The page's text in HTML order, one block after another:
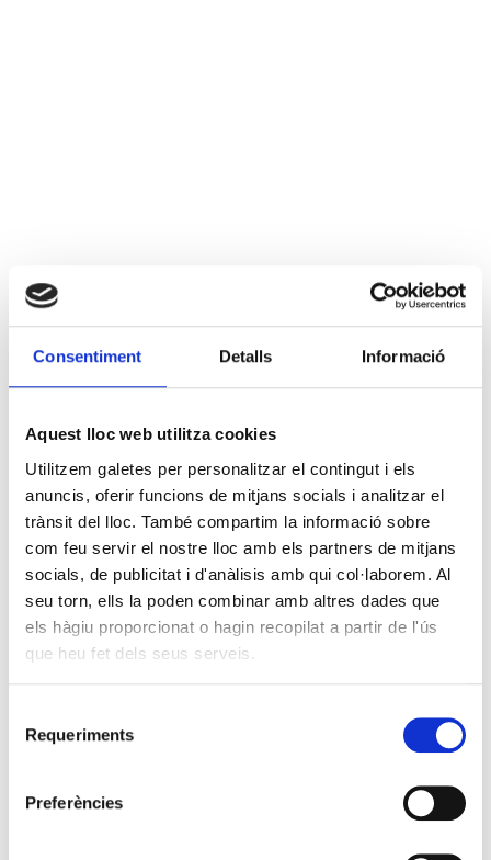
Consentiment Detalls Informació
Aquest lloc web utilitza cookies
Utilitzem galetes per personalitzar el contingut i els
anuncis, oferir funcions de mitjans socials i analitzar el
trànsit del lloc. També compartim la informació sobre
com feu servir el nostre lloc amb els partners de mitjans
socials, de publicitat i d'anàlisis amb qui col·laborem. Al
seu torn, ells la poden combinar amb altres dades que
els hàgiu proporcionat o hagin recopilat a partir de l'ús
que heu fet dels seus serveis.
Requeriments
Preferències